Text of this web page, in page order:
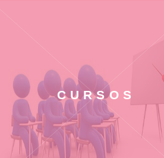
CURSOS